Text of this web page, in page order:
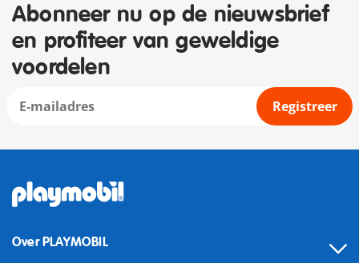
Abonneer nu op de nieuwsbrief
en profiteer van geweldige
voordelen
Registreer
Over PLAYMOBIL